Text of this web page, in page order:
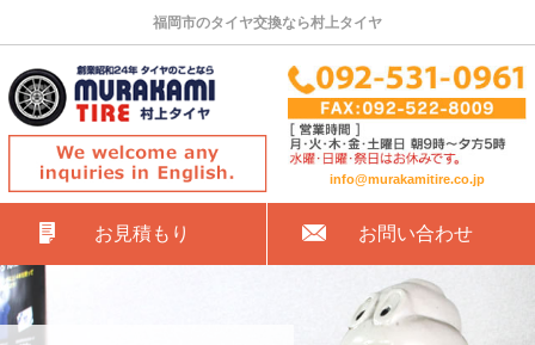
福岡市のタイヤ交換なら村上タイヤ
info@murakamitire.co.jp
お見積もり お問い合わせ